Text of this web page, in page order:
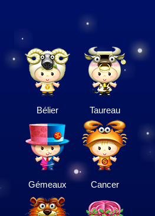
Bélier Taureau
Gémeaux Cancer